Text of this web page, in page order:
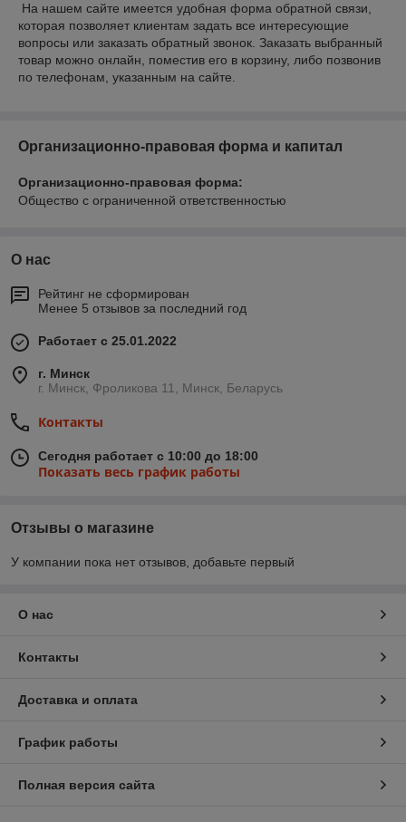
На нашем сайте имеется удобная форма обратной связи,
которая позволяет клиентам задать все интересующие
вопросы или заказать обратный звонок. Заказать выбранный
товар можно онлайн, поместив его в корзину, либо позвонив
по телефонам, указанным на сайте.
Организационно-правовая форма и капитал
Организационно-правовая форма:
Общество с ограниченной ответственностью
О нас
Рейтинг не сформирован
Менее 5 отзывов за последний год
Работает с 25.01.2022
г. Минск
г. Минск, Фроликова 11, Минск, Беларусь
Контакты
Сегодня работает с 10:00 до 18:00
Показать весь график работы
Отзывы о магазине
У компании пока нет отзывов, добавьте первый
О нас
Контакты
Доставка и оплата
График работы
Полная версия сайта